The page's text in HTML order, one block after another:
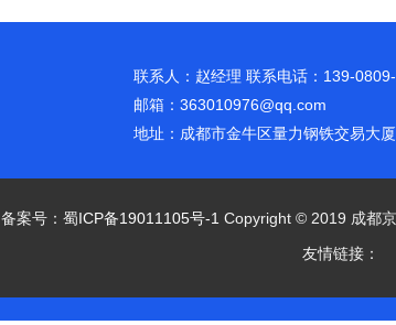
联系人：赵经理 联系电话：139-0809-
邮箱：363010976@qq.com
地址：成都市金牛区量力钢铁交易大
备案号： 蜀ICP备19011105号-1 Copyright © 2019 成都
友情链接：